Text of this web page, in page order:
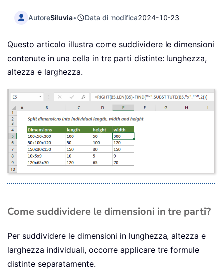
AutoreSiluvia• Data di modifica2024-10-23
Questo articolo illustra come suddividere le dimensioni
contenute in una cella in tre parti distinte: lunghezza,
altezza e larghezza.
Come suddividere le dimensioni in tre parti?
Per suddividere le dimensioni in lunghezza, altezza e
larghezza individuali, occorre applicare tre formule
distinte separatamente.